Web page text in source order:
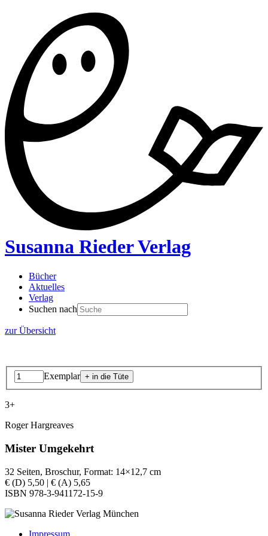
Susanna Rieder Verlag
Bücher
Aktuelles
Verlag
Suchen nach
zur Übersicht
Exemplar
3+
Roger Hargreaves
Mister Umgekehrt
32 Seiten, Broschur, Format: 14×12,7 cm
€ (D) 5,50 | € (A) 5,65
ISBN 978-3-941172-15-9
Impressum